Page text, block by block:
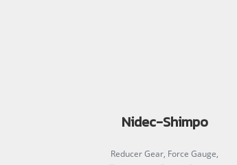
Nidec-Shimpo
Reducer Gear, Force Gauge,